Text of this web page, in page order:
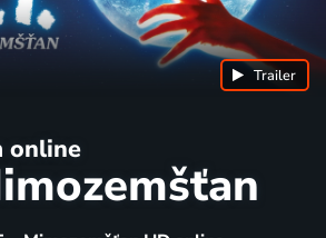
online
Trailer